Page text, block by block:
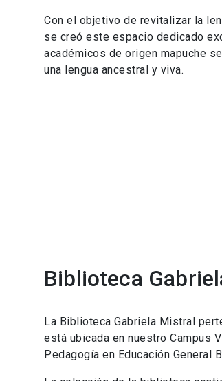
Con el objetivo de revitalizar la
se creó este espacio dedicado
académicos de origen mapuche
una lengua ancestral y viva.
Biblioteca
La Biblioteca Gabriela Mistral
está ubicada en nuestro Campus
Pedagogía en Educación General